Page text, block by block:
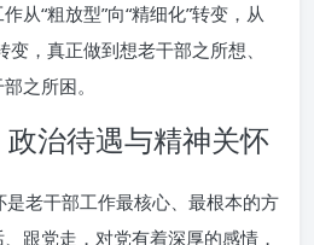
从“粗放型”向“精细化”转变，从
变，真正做到想老干部之所想、
之所困。
治待遇与精神关怀
老干部工作最核心、最根本的方
跟党走，对党有着深厚的感情，